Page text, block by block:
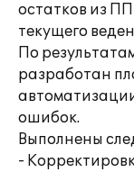
остатков из
текущего
По
разработан
ошибок.
Выполнены
-